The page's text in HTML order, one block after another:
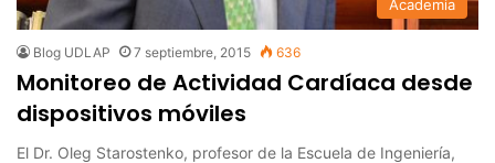
Academia
Blog UDLAP 7 septiembre, 2015 636
Monitoreo de Actividad Cardíaca desde
dispositivos móviles
El Dr. Oleg Starostenko, profesor de la Escuela de Ingeniería,